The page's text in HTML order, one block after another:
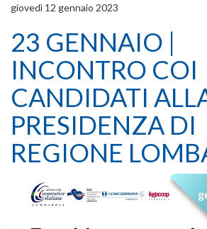
giovedì 12 gennaio 2023
23 GENNAIO |
INCONTRO COI
CANDIDATI
PRESIDENZA DI
REGIONE